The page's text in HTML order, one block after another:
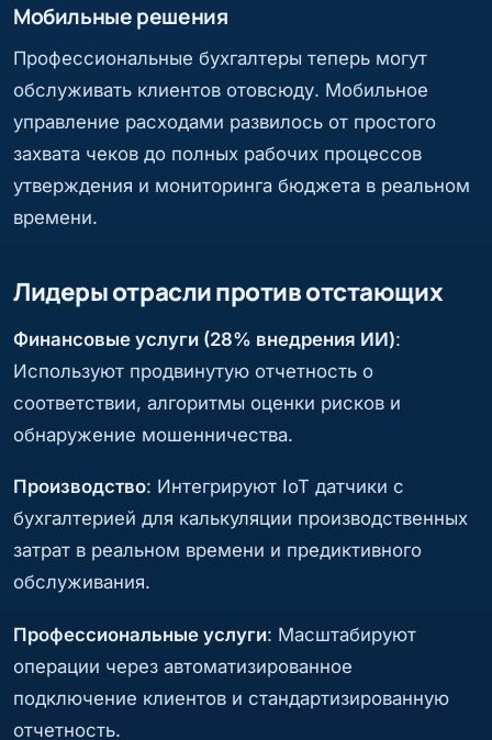
Мобильные решения
Профессиональные бухгалтеры теперь могут
обслуживать клиентов отовсюду. Мобильное
управление расходами развилось от простого
захвата чеков до полных рабочих процессов
утверждения и мониторинга бюджета в реальном
времени.
Лидеры отрасли против отстающих
Финансовые услуги (28% внедрения ИИ):
Используют продвинутую отчетность о
соответствии, алгоритмы оценки рисков и
обнаружение мошенничества.
Производство: Интегрируют IoT датчики с
бухгалтерией для калькуляции производственных
затрат в реальном времени и предиктивного
обслуживания.
Профессиональные услуги: Масштабируют
операции через автоматизированное
подключение клиентов и стандартизированную
отчетность.